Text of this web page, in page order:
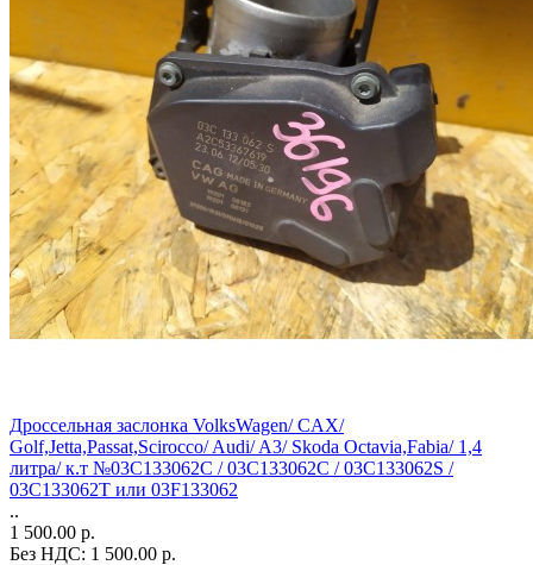
Дроссельная заслонка VolksWagen/ CAX/
Golf,Jetta,Passat,Scirocco/ Audi/ A3/ Skoda Octavia,Fabia/ 1,4
литра/ к.т №03C133062C / 03C133062C / 03C133062S /
03C133062T или 03F133062
..
1 500.00 р.
Без НДС: 1 500.00 р.